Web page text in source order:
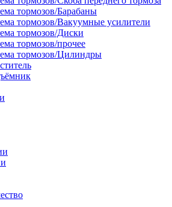
тормозов/Барабаны
тормозов/Вакуумные усилители
тормозов/Диски
тормозов/прочее
тормозов/Цилиндры